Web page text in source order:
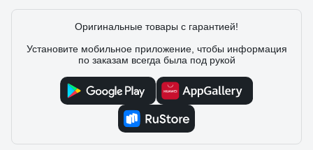
Оригинальные товары с гарантией!
Установите мобильное приложение, чтобы информация
по заказам всегда была под рукой